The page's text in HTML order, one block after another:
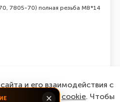
7805-70) полная резьба М8*14
7805-70) полная резьба М8*16
Ед. изм. шт.
×
и его взаимодействия с
файлы cookie. Чтобы